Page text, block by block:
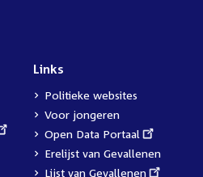
Links
Politieke websites
Voor jongeren
External
link:
Open Data Portaal
Erelijst van Gevallenen
External
Lijst van Gevallenen